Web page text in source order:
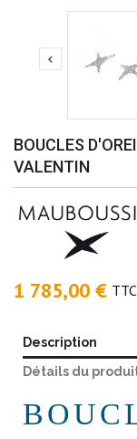

BOUCLES
VALENTIN
1 785,00 € TTC
Description
Détails du